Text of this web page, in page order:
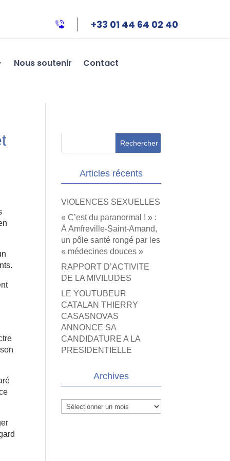
+33 01 44 64 02 40
Nous soutenir Contact
Articles récents
VIOLENCES SEXUELLES
« C’est du paranormal ! » :
À Amfreville-Saint-Amand,
un pôle santé rongé par les
« médecines douces »
RAPPORT D’ACTIVITE
DE LA MIVILUDES
LE YOUTUBEUR
CATALAN THIERRY
CASASNOVAS
ANNONCE SA
CANDIDATURE A LA
PRESIDENTIELLE
Archives
Archives